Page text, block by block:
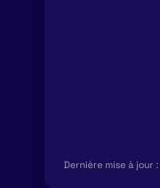
Dernière mise à jour :